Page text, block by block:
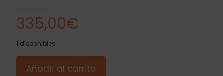
335,00€
1 disponibles
Añadir al carrito